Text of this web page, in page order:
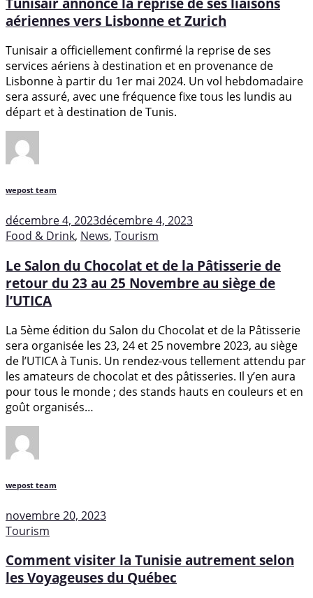
aériennes vers Lisbonne et Zurich
Tunisair a officiellement confirmé la reprise de ses
services aériens à destination et en provenance de
Lisbonne à partir du 1er mai 2024. Un vol hebdomadaire
sera assuré, avec une fréquence fixe tous les lundis au
départ et à destination de Tunis.
wepost team
décembre 4, 2023décembre 4, 2023
Food & Drink, News, Tourism
Le Salon du Chocolat et de la Pâtisserie de
retour du 23 au 25 Novembre au siège de
l’UTICA
La 5ème édition du Salon du Chocolat et de la Pâtisserie
sera organisée les 23, 24 et 25 novembre 2023, au siège
de l’UTICA à Tunis. Un rendez-vous tellement attendu par
les amateurs de chocolat et des pâtisseries. Il y’en aura
pour tous le monde ; des stands hauts en couleurs et en
goût organisés…
wepost team
novembre 20, 2023
Tourism
Comment visiter la Tunisie autrement selon
les Voyageuses du Québec